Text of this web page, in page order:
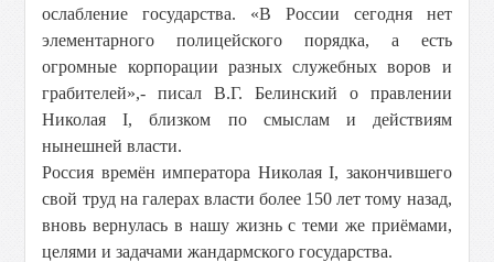
ослабление государства. «В России сегодня нет
элементарного полицейского порядка, а есть
огромные корпорации разных служебных воров и
грабителей»,- писал В.Г. Белинский о правлении
Николая I, близком по смыслам и действиям
нынешней власти.
Россия времён императора Николая I, закончившего
свой труд на галерах власти более 150 лет тому назад,
вновь вернулась в нашу жизнь с теми же приёмами,
целями и задачами жандармского государства.